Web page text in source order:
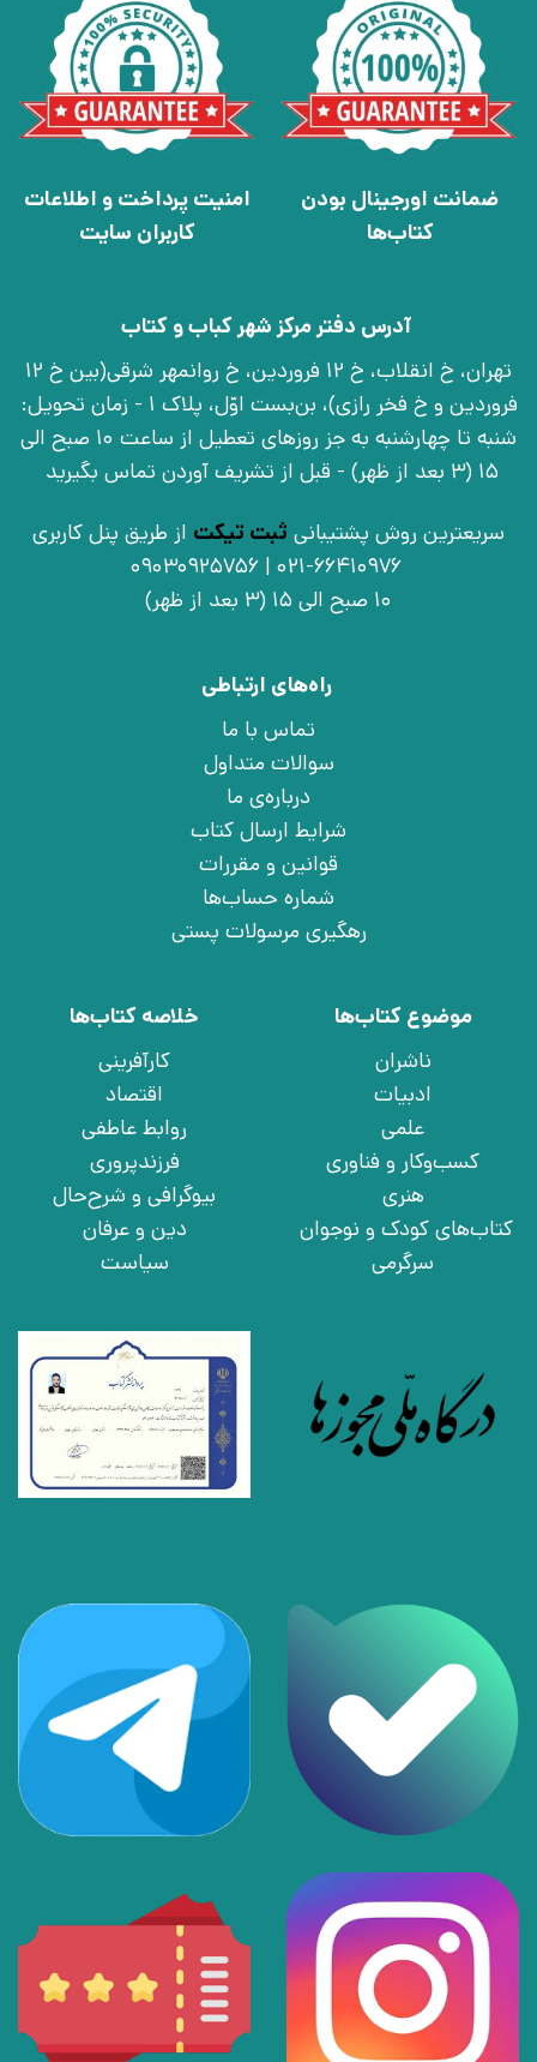
ضمانت اورجینال بودن
کتاب‌ها
امنیت پرداخت و اطلاعات
کاربران سایت
آدرس دفتر مرکز شهر کباب و کتاب
تهران، خ انقلاب، خ 12 فروردین، خ روانمهر شرقی(بین خ 12
فروردین و خ فخر رازی)، بن‌بست اوّل، پلاک 1 - زمان تحویل:
شنبه تا چهارشنبه به جز روزهای تعطیل از ساعت 10 صبح الی
15 (3 بعد از ظهر) - قبل از تشریف آوردن تماس بگیرید
سریعترین روش پشتیبانی ثبت تیکت از طریق پنل کاربری
021-66410976 | 09030925756
10 صبح الی 15 (3 بعد از ظهر)
راه‌های ارتباطی
تماس با ما
سوالات متداول
درباره‌ی ما
شرایط ارسال کتاب
قوانین و مقررات
شماره حساب‌ها
رهگیری مرسولات پستی
موضوع کتاب‌ها
ناشران
ادبیات
علمی
کسب‌وکار و فناوری
هنری
کتاب‌های کودک و نوجوان
سرگرمی
خلاصه کتاب‌ها
کارآفرینی
اقتصاد
روابط عاطفی
فرزندپروری
بیوگرافی و شرح‌حال
دین و عرفان
سیاست